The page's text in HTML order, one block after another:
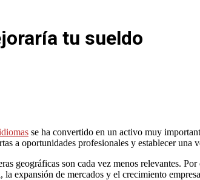
tu sueldo
se ha convertido en un activo muy
a oportunidades profesionales y establecer una
geográficas son cada vez menos relevantes.
expansión de mercados y el crecimiento